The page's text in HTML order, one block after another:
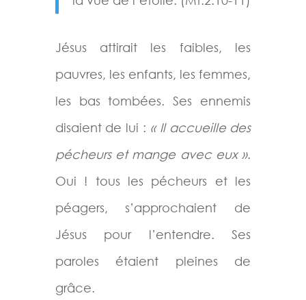
Jésus attirait les faibles, les
pauvres, les enfants, les femmes,
les bas tombées. Ses ennemis
disaient de lui : « Il accueille des
pécheurs et mange avec eux ».
Oui ! tous les pécheurs et les
péagers, s’approchaient de
Jésus pour l’entendre. Ses
paroles étaient pleines de
grâce.